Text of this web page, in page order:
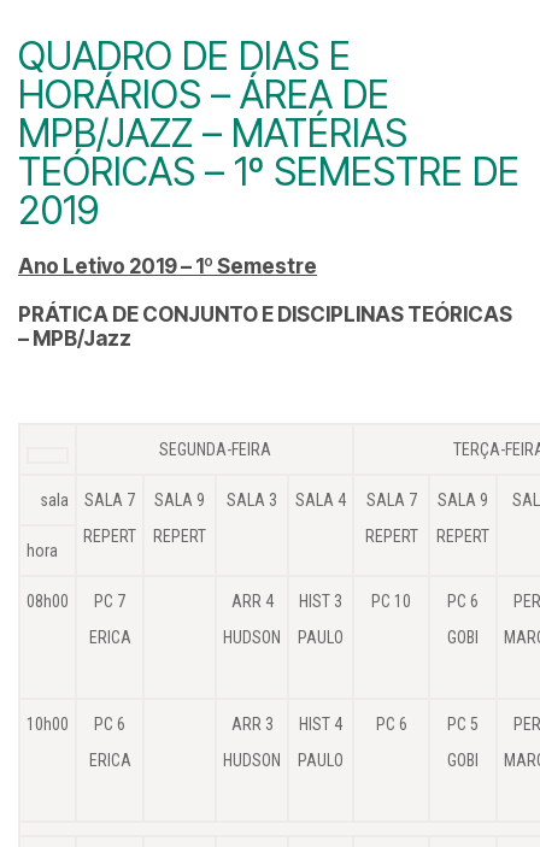
QUADRO DE DIAS E
HORÁRIOS – ÁREA DE
MPB/JAZZ – MATÉRIAS
TEÓRICAS – 1º SEMESTRE DE
2019
Ano Letivo 2019 – 1º Semestre
PRÁTICA DE CONJUNTO E DISCIPLINAS TEÓRICAS
– MPB/Jazz
SEGUNDA-FEIRA TERÇA-
sala
SALA 7
REPERT
SALA 9
REPERT
SALA 3 SALA 4
SALA 7
REPERT
SALA 9
REPERT
hora
08h00
PC 7
ERICA
ARR 4
HUDSON
HIST 3
PAULO
PC 10
PC 6
GOBI
10h00
PC 6
ERICA
ARR 3
HUDSON
HIST 4
PAULO
PC 6
PC 5
GOBI